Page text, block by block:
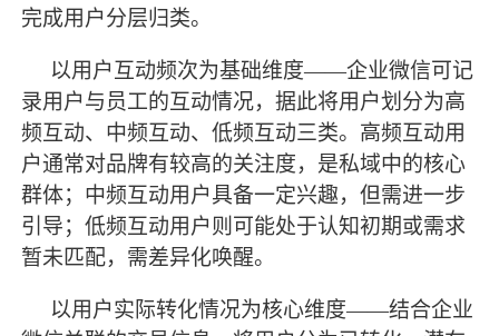
完成用户分层归类。
以用户互动频次为基础维度——企业微信可记
录用户与员工的互动情况，据此将用户划分为高
频互动、中频互动、低频互动三类。高频互动用
户通常对品牌有较高的关注度，是私域中的核心
群体；中频互动用户具备一定兴趣，但需进一步
引导；低频互动用户则可能处于认知初期或需求
暂未匹配，需差异化唤醒。
以用户实际转化情况为核心维度——结合企业